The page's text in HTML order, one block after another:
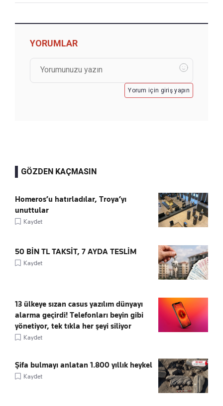
YORUMLAR
Yorum için giriş yapın
GÖZDEN KAÇMASIN
Homeros’u hatırladılar, Troya’yı
unuttular
Kaydet
50 BİN TL TAKSİT, 7 AYDA TESLİM
Kaydet
13 ülkeye sızan casus yazılım dünyayı
alarma geçirdi! Telefonları beyin gibi
yönetiyor, tek tıkla her şeyi siliyor
Kaydet
Şifa bulmayı anlatan 1.800 yıllık heykel
Kaydet